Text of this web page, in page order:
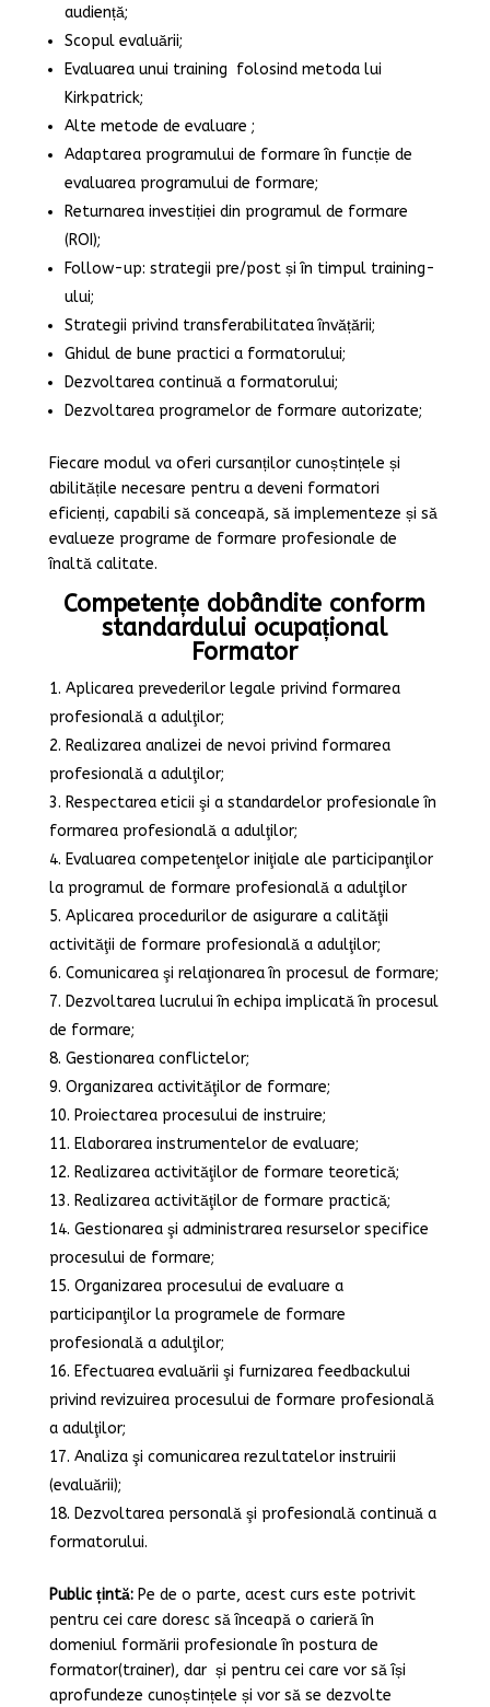
audiență;
Scopul evaluării;
Evaluarea unui training folosind metoda lui
Kirkpatrick;
Alte metode de evaluare ;
Adaptarea programului de formare în funcție de
evaluarea programului de formare;
Returnarea investiției din programul de formare
(ROI);
Follow-up: strategii pre/post și în timpul training-
ului;
Strategii privind transferabilitatea învățării;
Ghidul de bune practici a formatorului;
Dezvoltarea continuă a formatorului;
Dezvoltarea programelor de formare autorizate;
Fiecare modul va oferi cursanților cunoștințele și
abilitățile necesare pentru a deveni formatori
eficienți, capabili să conceapă, să implementeze și să
evalueze programe de formare profesionale de
înaltă calitate.
Competențe dobândite conform
standardului ocupațional
Formator
Aplicarea prevederilor legale privind formarea
profesională a adulţilor;
Realizarea analizei de nevoi privind formarea
profesională a adulţilor;
Respectarea eticii şi a standardelor profesionale în
formarea profesională a adulţilor;
Evaluarea competenţelor iniţiale ale participanţilor
la programul de formare profesională a adulţilor
Aplicarea procedurilor de asigurare a calităţii
activităţii de formare profesională a adulţilor;
Comunicarea şi relaţionarea în procesul de formare;
Dezvoltarea lucrului în echipa implicată în procesul
de formare;
Gestionarea conflictelor;
Organizarea activităţilor de formare;
Proiectarea procesului de instruire;
Elaborarea instrumentelor de evaluare;
Realizarea activităţilor de formare teoretică;
Realizarea activităţilor de formare practică;
Gestionarea şi administrarea resurselor specifice
procesului de formare;
Organizarea procesului de evaluare a
participanţilor la programele de formare
profesională a adulţilor;
Efectuarea evaluării şi furnizarea feedbackului
privind revizuirea procesului de formare profesională
a adulţilor;
Analiza şi comunicarea rezultatelor instruirii
(evaluării);
Dezvoltarea personală şi profesională continuă a
formatorului.
Public țintă:Pe de o parte, acest curs este potrivit
pentru cei care doresc să înceapă o carieră în
domeniul formării profesionale în postura de
formator(trainer), dar și pentru cei care vor să își
aprofundeze cunoștințele și vor să se dezvolte